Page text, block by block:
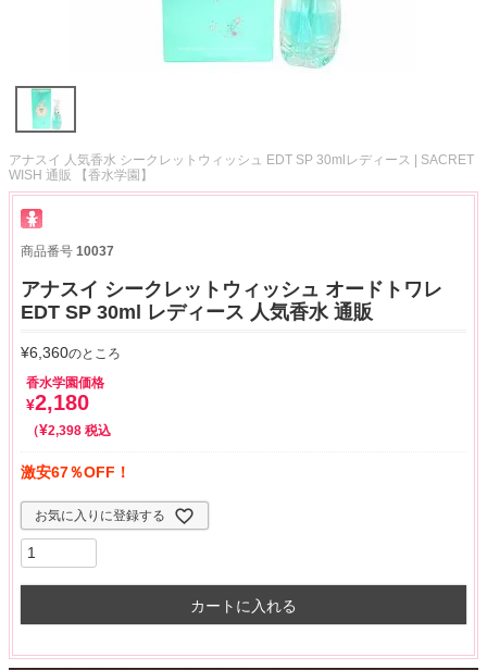
アナスイ 人気香水 シークレットウィッシュ EDT SP 30mlレディース | SACRET
WISH 通販 【香水学園】
商品番号 10037
アナスイ シークレットウィッシュ オードトワレ
EDT SP 30ml レディース 人気香水 通販
¥6,360のところ
香水学園価格
¥2,180
¥2,398 税込
激安67％OFF！
お気に入りに登録する
カートに入れる